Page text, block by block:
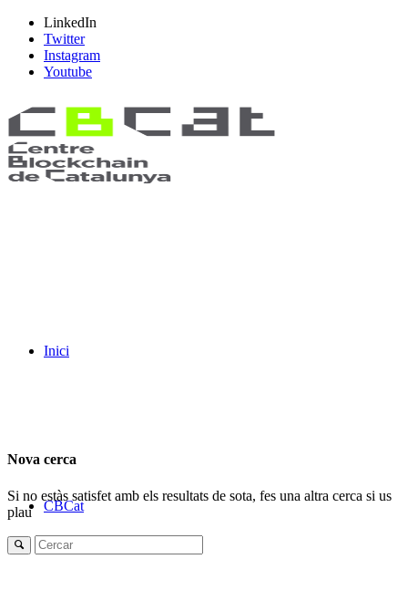
LinkedIn
Twitter
Instagram
Youtube
Inici
CBCat
Nova cerca
Si no estàs satisfet amb els resultats de sota, fes una altra cerca si us
plau